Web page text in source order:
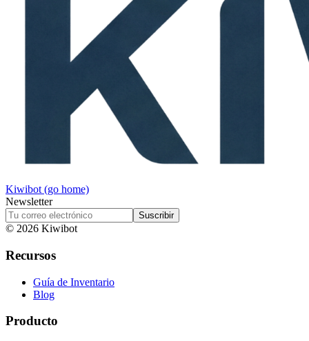
Kiwibot (go home)
Newsletter
Suscribir
© 2026 Kiwibot
Recursos
Guía de Inventario
Blog
Producto